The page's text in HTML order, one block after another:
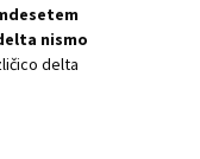
nismo
delta